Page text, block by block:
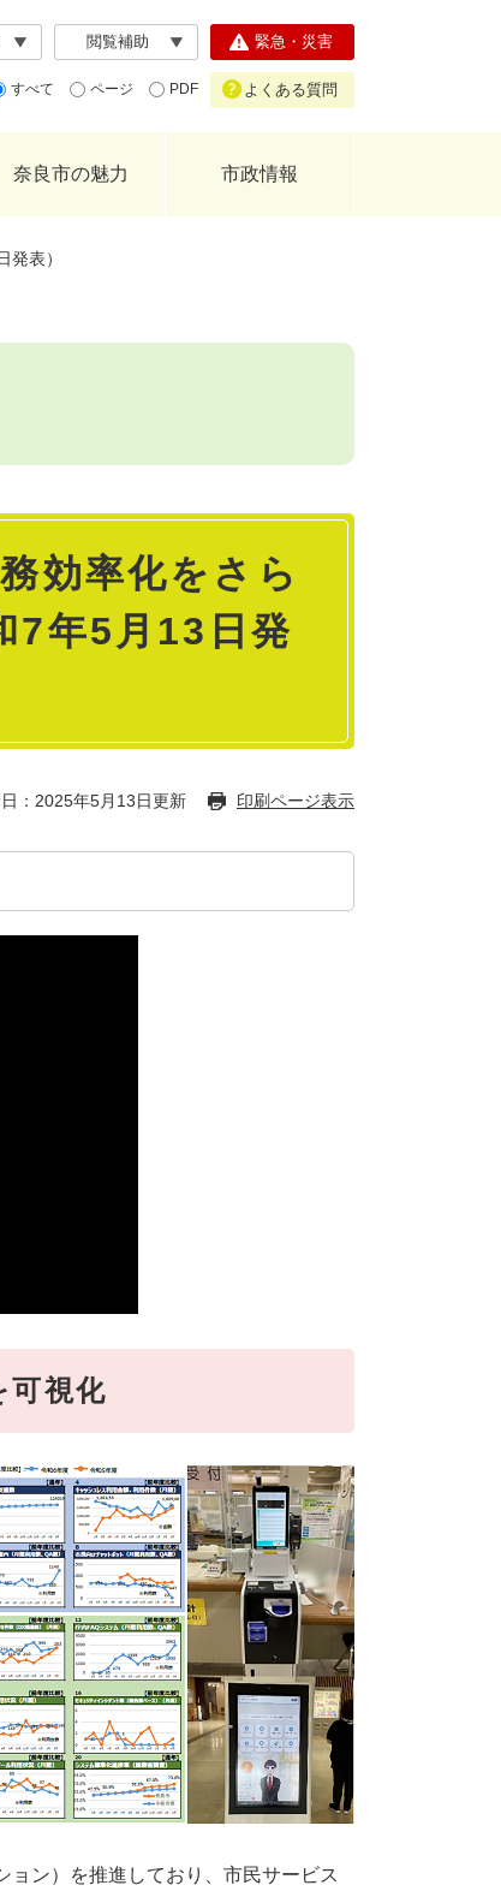
閲覧補助
すべて ページ PDF
緊急・災害
よくある質問
奈良市の魅力 市政情報
表）
効率化をさら
7年5月13日発
：2025年5月13日更新 印刷ページ表示
可視化
ン）を推進しており、市民サービス